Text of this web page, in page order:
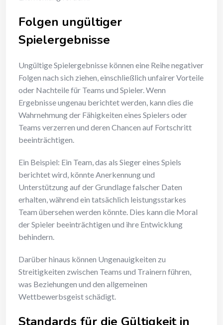
Folgen ungültiger
Spielergebnisse
Ungültige Spielergebnisse können eine Reihe negativer
Folgen nach sich ziehen, einschließlich unfairer Vorteile
oder Nachteile für Teams und Spieler. Wenn
Ergebnisse ungenau berichtet werden, kann dies die
Wahrnehmung der Fähigkeiten eines Spielers oder
Teams verzerren und deren Chancen auf Fortschritt
beeinträchtigen.
Ein Beispiel: Ein Team, das als Sieger eines Spiels
berichtet wird, könnte Anerkennung und
Unterstützung auf der Grundlage falscher Daten
erhalten, während ein tatsächlich leistungsstarkes
Team übersehen werden könnte. Dies kann die Moral
der Spieler beeinträchtigen und ihre Entwicklung
behindern.
Darüber hinaus können Ungenauigkeiten zu
Streitigkeiten zwischen Teams und Trainern führen,
was Beziehungen und den allgemeinen
Wettbewerbsgeist schädigt.
Standards für die Gültigkeit in